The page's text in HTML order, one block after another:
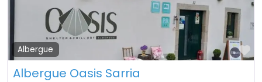
Albergue
Albergue Oasis Sarria